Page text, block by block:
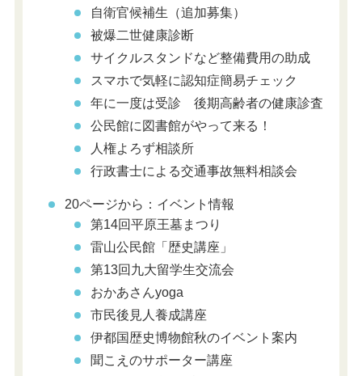
自衛官候補生（追加募集）
被爆二世健康診断
サイクルスタンドなど整備費用の助成
スマホで気軽に認知症簡易チェック
年に一度は受診 後期高齢者の健康診査
公民館に図書館がやって来る！
人権よろず相談所
行政書士による交通事故無料相談会
20ページから：イベント情報
第14回平原王墓まつり
雷山公民館「歴史講座」
第13回九大留学生交流会
おかあさんyoga
市民後見人養成講座
伊都国歴史博物館秋のイベント案内
聞こえのサポーター講座